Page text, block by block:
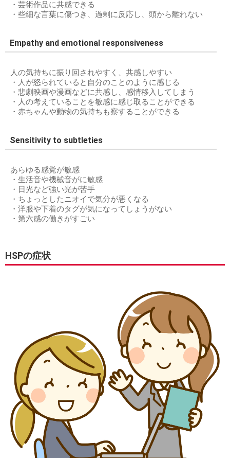
・芸術作品に共感できる
・些細な言葉に傷つき、過剰に反応し、頭から離れない
Empathy and emotional responsiveness
人の気持ちに振り回されやすく、共感しやすい
・人が怒られていると自分のことのように感じる
・悲劇映画や漫画などに共感し、感情移入してしまう
・人の考えていることを敏感に感じ取ることができる
・赤ちゃんや動物の気持ちも察することができる
Sensitivity to subtleties
あらゆる感覚が敏感
・生活音や機械音がに敏感
・日光など強い光が苦手
・ちょっとしたニオイで気分が悪くなる
・洋服や下着のタグが気になってしょうがない
・第六感の働きがすごい
HSPの症状